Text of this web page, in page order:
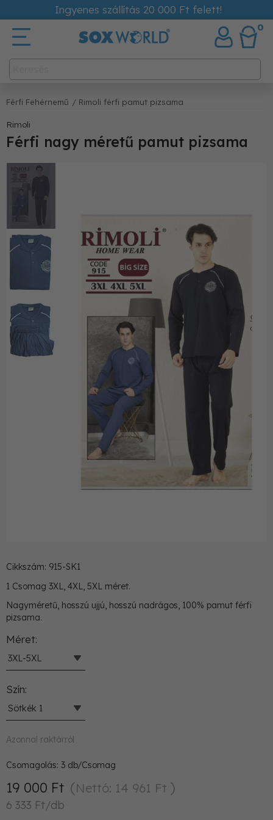
Ingyenes szállítás 20 000 Ft felett!
0
Férfi Fehérnemű / Rimoli férfi pamut pizsama
Rimoli
Férfi nagy méretű pamut pizsama
Cikkszám: 915-SK1
1 Csomag 3XL, 4XL, 5XL méret.
Nagyméretű, hosszú ujjú, hosszú nadrágos, 100% pamut férfi
pizsama.
Méret
3XL-5XL
Szín
Sötkék 1
Azonnal raktárról
Csomagolás: 3 db/Csomag
19 000 Ft Nettó: 14 961 Ft
6 333 Ft/db